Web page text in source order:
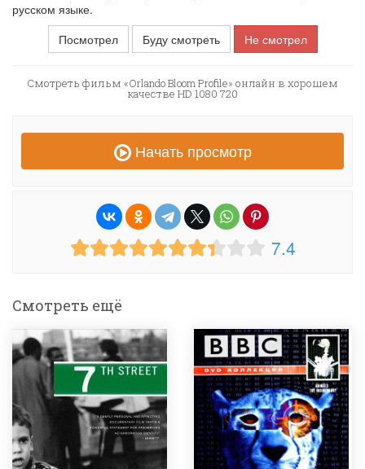
русском языке.
Посмотрел
Буду смотреть Не смотрел
Смотреть фильм «Orlando Bloom Profile» онлайн в хорошем
качестве HD 1080 720
Начать просмотр
7.4
Смотреть ещё